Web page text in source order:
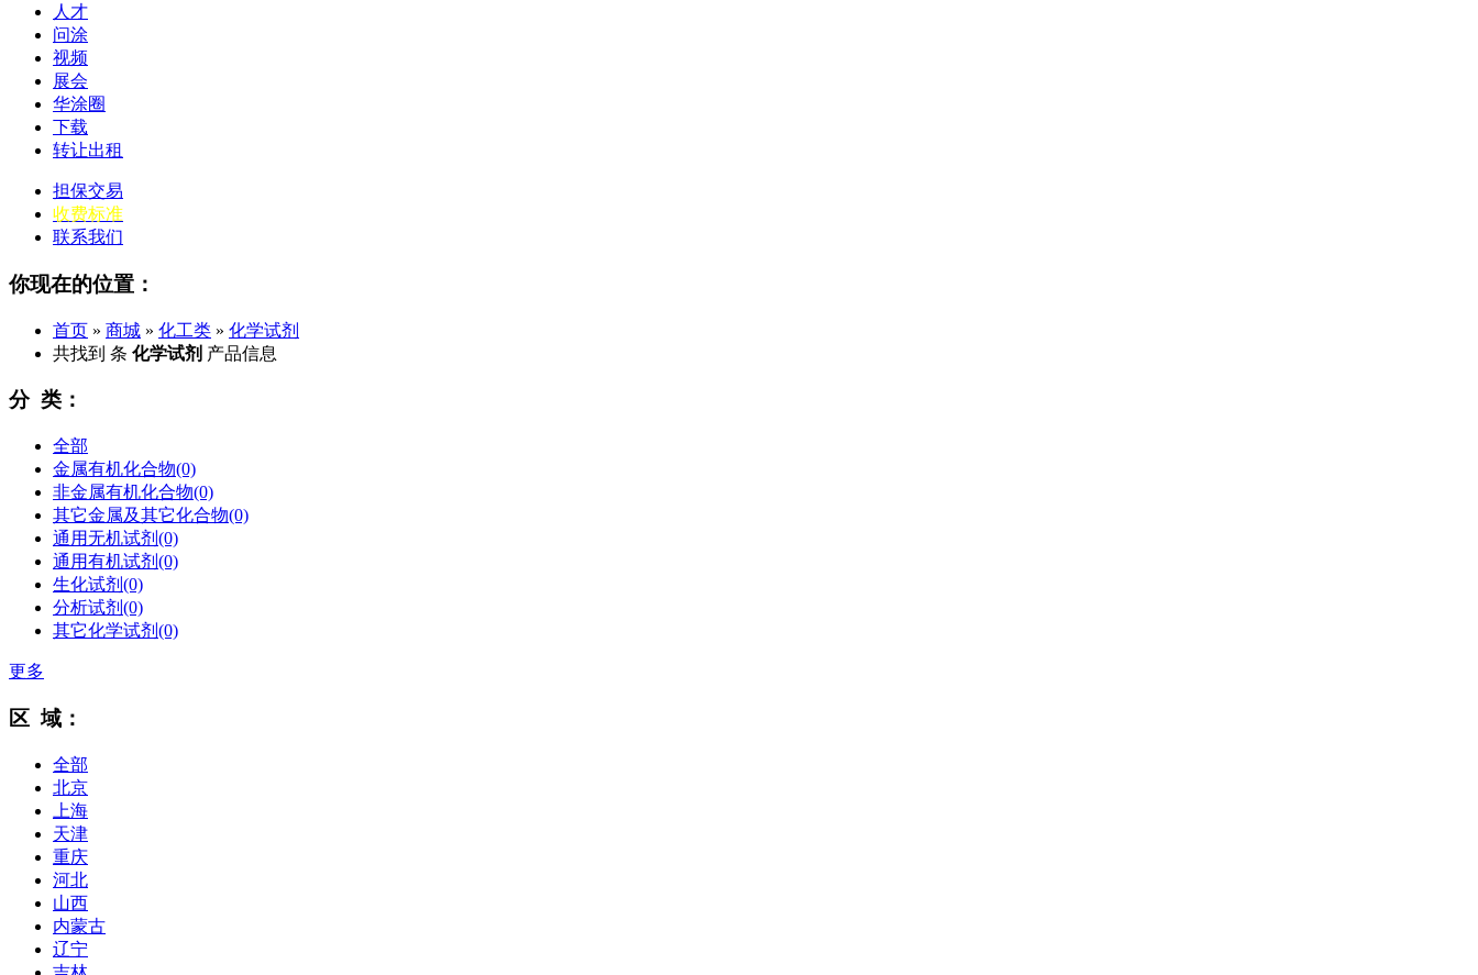
人才
问涂
视频
展会
华涂圈
下载
转让出租
担保交易
收费标准
联系我们
你现在的位置：
首页 » 商城 » 化工类 » 化学试剂
共找到 条 化学试剂 产品信息
分 类：
全部
金属有机化合物(0)
非金属有机化合物(0)
其它金属及其它化合物(0)
通用无机试剂 (0)
通用有机试剂 (0)
生化试剂 (0)
分析试剂 (0)
其它化学试剂 (0)
更多
区 域：
全部
北京
上海
天津
重庆
河北
山西
内蒙古
辽宁